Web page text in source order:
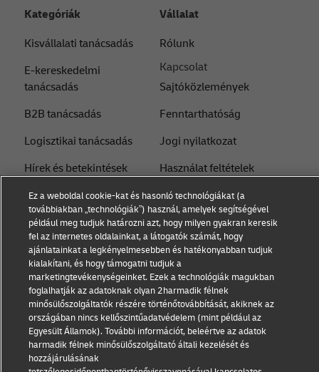
Kategóriák
Kisvállalati tanácsadás
E-kereskedelmi
tanácsadás
B2B tanácsadás
Logisztikai tanácsadás
Hírek és betekintések
Szállítás DHL-lel
Vállalat
Rólunk
Kapcsolat
Sajtóközlemények
Fenntarthatóság
Jogi nyilatkozat
Használat feltételek
Adatvédelmi nyilatkozat
Cookie beállítások
Kövess minket
Ez a weboldal cookie-kat és hasonló technológiákat (a
továbbiakban „technológiák”) használ, amelyek segítségével
például meg tudjuk határozni azt, hogy milyen gyakran keresik
fel az internetes oldalainkat, a látogatók számát, hogy
ajánlatainkat a legkényelmesebben és hatékonyabban tudjuk
kialakítani, és hogy támogatni tudjuk a
marketingtevékenységeinket. Ezek a technológiák magukban
foglalhatják az adatoknak olyan 2harmadik félnek
minősülőszolgáltatók részére történőtovábbítását, akiknek az
országában nincs kellőszintűadatvédelem (mint például az
Egyesült Államok). További információt, beleértve az adatok
harmadik félnek minősülőszolgáltató általi kezelését és
hozzájárulásának